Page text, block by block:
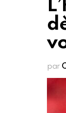
par